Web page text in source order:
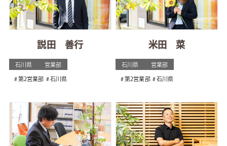
説田 善行
石川県 営業部
第2営業部 石川県
米田 菜
石川県 営業部
第2営業部 石川県